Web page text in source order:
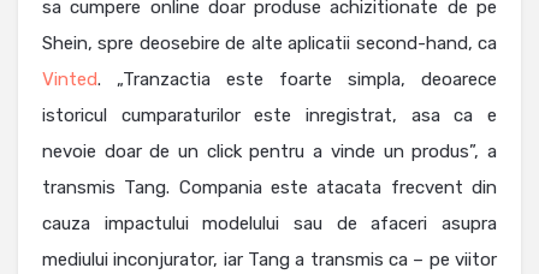
sa cumpere online doar produse achizitionate de pe
Shein, spre deosebire de alte aplicatii second-hand, ca
Vinted. „Tranzactia este foarte simpla, deoarece
istoricul cumparaturilor este inregistrat, asa ca e
nevoie doar de un click pentru a vinde un produs”, a
transmis Tang. Compania este atacata frecvent din
cauza impactului modelului sau de afaceri asupra
mediului inconjurator, iar Tang a transmis ca – pe viitor